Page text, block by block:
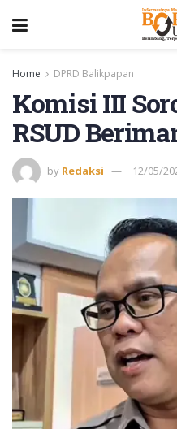
Home DPRD Balikpapan
Komisi III
RSUD
by Redaksi 12/05/